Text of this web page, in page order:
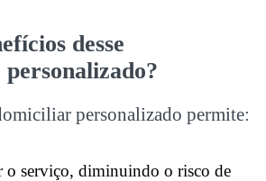
desse
personalizado permite:
o serviço, diminuindo o risco de